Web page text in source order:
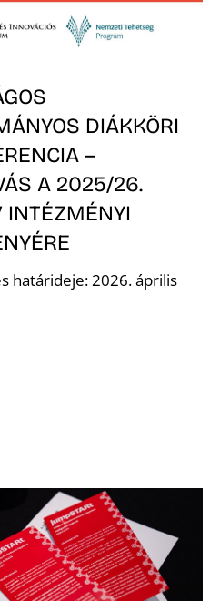
DIÁKKÖRI
–
A 2025/26.
INTÉZMÉNYI
határideje: 2026. április